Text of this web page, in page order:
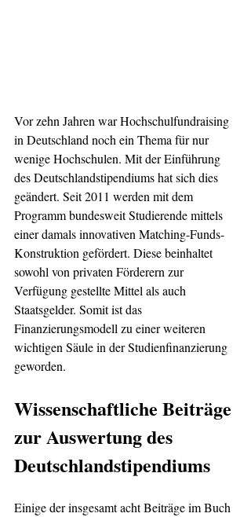
Vor zehn Jahren war Hochschulfundraising
in Deutschland noch ein Thema für nur
wenige Hochschulen. Mit der Einführung
des Deutschlandstipendiums hat sich dies
geändert. Seit 2011 werden mit dem
Programm bundesweit Studierende mittels
einer damals innovativen Matching-Funds-
Konstruktion gefördert. Diese beinhaltet
sowohl von privaten Förderern zur
Verfügung gestellte Mittel als auch
Staatsgelder. Somit ist das
Finanzierungsmodell zu einer weiteren
wichtigen Säule in der Studienfinanzierung
geworden.
Wissenschaftliche Beiträge
zur Auswertung des
Deutschlandstipendiums
Einige der insgesamt acht Beiträge im Buch